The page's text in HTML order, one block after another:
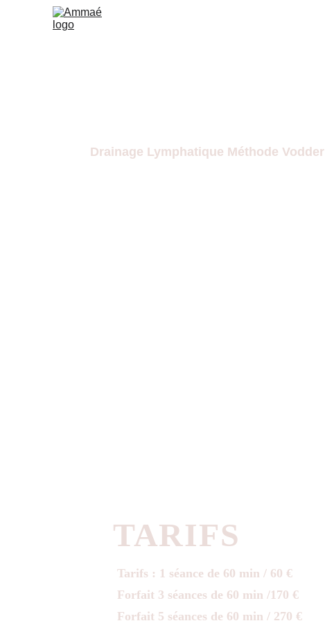
Drainage Lymphatique Méthode Vodder
TARIFS
Tarifs : 1 séance de 60 min / 60 €
Forfait 3 séances de 60 min /170 €
Forfait 5 séances de 60 min / 270 €